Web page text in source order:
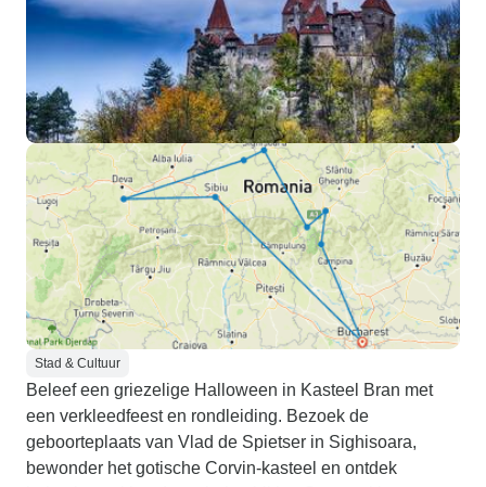
Stad & Cultuur
Beleef een griezelige Halloween in Kasteel Bran met
een verkleedfeest en rondleiding. Bezoek de
geboorteplaats van Vlad de Spietser in Sighisoara,
bewonder het gotische Corvin-kasteel en ontdek